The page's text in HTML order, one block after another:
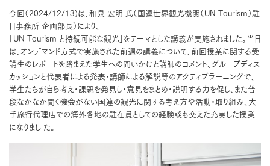
今回（2024/12/13)は、和泉 宏明 氏（国連世界観光機関（UN Tourism）駐
日事務所 企画部長）により、
「UN Tourism と持続可能な観光」をテーマとした講義が実施されました。当日
は、オンデマンド方式で実施された前週の講義について、前回授業に関する受
講生のレポートを踏まえた学生への問いかけと講師のコメント、グループディス
カッションと代表者による発表・講師による解説等のアクティブラーニングで、
学生たちが自ら考え・課題を発見し・意見をまとめ・説明する力を促し、また普
段なかなか聞く機会がない国連の観光に関する考え方や活動・取り組み、大
手旅行代理店での海外各地の駐在員としての経験談も交えた充実した授業
になりまし た。